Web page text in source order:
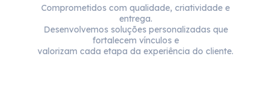
Comprometidos com qualidade, criatividade e
entrega.
Desenvolvemos soluções personalizadas que
fortalecem vínculos e
valorizam cada etapa da experiência do cliente.